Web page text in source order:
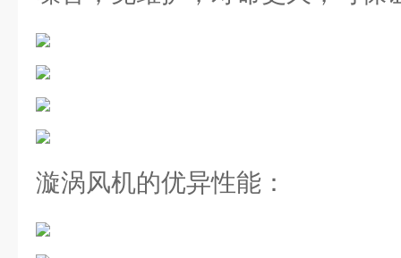
漩涡风机的优异性能：